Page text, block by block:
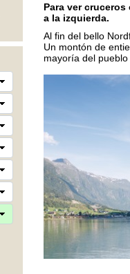
Para ver
a la izquierda.
Al fin del bello
Un montón de
mayoría del